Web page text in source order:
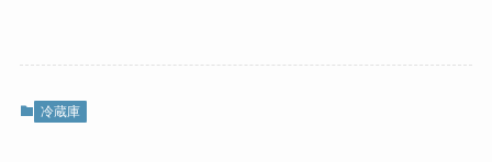
冷蔵庫